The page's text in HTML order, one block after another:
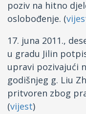
poziv na hitno
oslobođenje. (
17. juna 2011.,
u gradu Jilin
upravi pozivajući
godišnjeg g. Liu
pritvoren zbog
(vijest)